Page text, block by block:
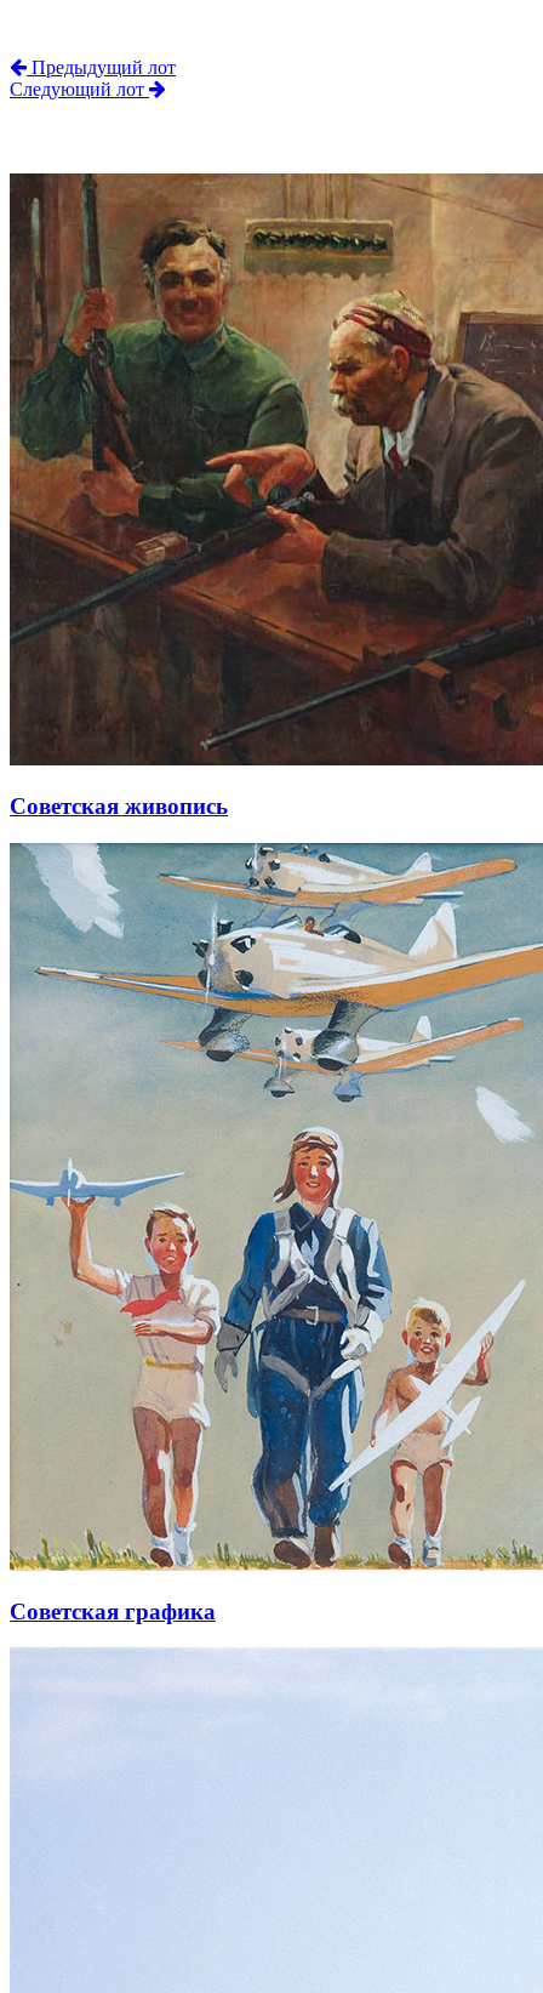
Предыдущий лот
Следующий лот
Советская живопись
Советская графика